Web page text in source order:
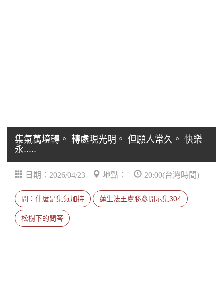
集氣萬境轉。 轉處現光明。 但願人常久。 快樂
永.....
日期：2026/04/23 地點： 20:00(台灣時間)
問：什麼是集氣加持 蓮生法王盧勝彥開示集304
松樹下的問答